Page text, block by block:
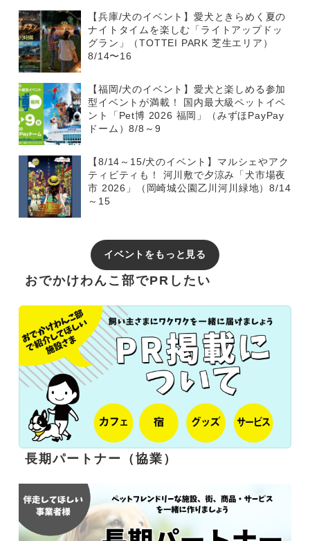
【兵庫/犬のイベント】愛犬ときらめく夏の
ナイトタイムを楽しむ「ライトアップドッ
グラン」（TOTTEI PARK 芝生エリア）
8/14〜16
【福岡/犬のイベント】愛犬と楽しめる参加
型イベントが満載！ 国内最大級ペットイベ
ント「Pet博 2026 福岡」（みずほPayPay
ドーム）8/8～9
【8/14～15/犬のイベント】マルシェやアク
ティビティも！ 河川敷で夕涼み「犬市場夜
市 2026」（岡崎城公園乙川河川緑地）8/14
～15
イベントをもっと見る
おでかけわんこ部でPRしたい
長期パートナー（協業）